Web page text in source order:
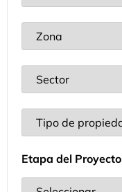
Etapa del Proyecto